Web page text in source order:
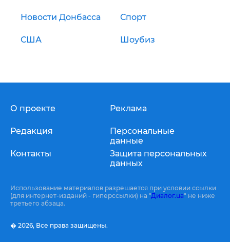
Новости Донбасса Спорт
США Шоубиз
О проекте
Редакция
Контакты
Реклама
Персональные
данные
Защита персональных
данных
Использование материалов разрешается при условии ссылки
(для интернет-изданий - гиперссылки) на "Диалог.ua" не ниже
третьего абзаца.
� 2026, Все права защищены.